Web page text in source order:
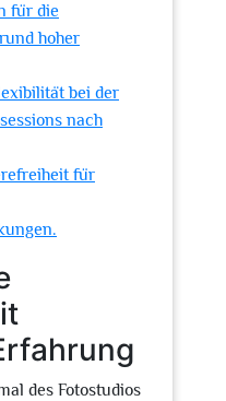
für die
hoher
bei der
nach
für
des Fotostudios